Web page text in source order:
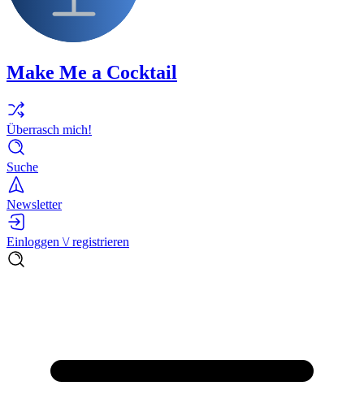
Make Me a Cocktail
Überrasch mich!
Suche
Newsletter
Einloggen \/ registrieren